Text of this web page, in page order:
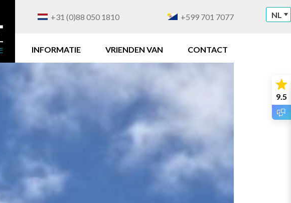
9.5
+31 (0)88 050 1810 +599 701 7077 NL
INFORMATIE VRIENDEN VAN CONTACT